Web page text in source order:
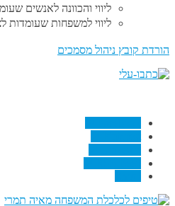
ליווי והכוונה לאנשים
ליווי למשפחות שעומדות